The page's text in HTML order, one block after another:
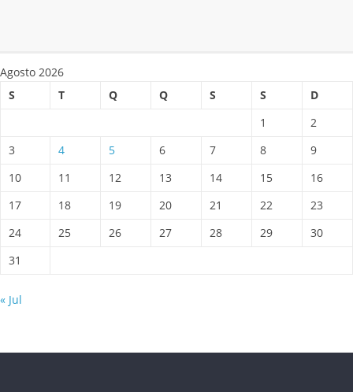
Agosto 2026
S
T Q Q S S
D
1
2
3
4 5 6 7 8
9
10
11 12 13 14 15
16
17
18 19 20 21 22
23
24
25 26 27 28 29
30
31
« Jul